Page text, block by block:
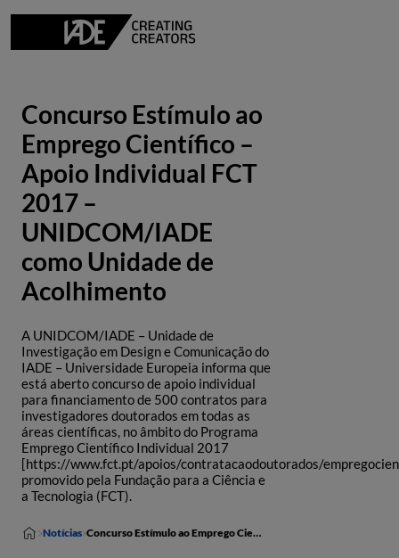
Concurso Estímulo ao
Emprego Científico –
Apoio Individual FCT
2017 –
UNIDCOM/IADE
como Unidade de
Acolhimento
A UNIDCOM/IADE – Unidade de
Investigação em Design e Comunicação do
IADE – Universidade Europeia informa que
está aberto concurso de apoio individual
para financiamento de 500 contratos para
investigadores doutorados em todas as
áreas científicas, no âmbito do Programa
Emprego Científico Individual 2017
[https://www.fct.pt/apoios/contratacaodoutorados/
promovido pela Fundação para a Ciência e
a Tecnologia (FCT).
Notícias Concurso Estímulo ao Emprego Científico – Apoio Individual FCT 2017 – UNIDCOM/IADE como Unidade de Acolhimento